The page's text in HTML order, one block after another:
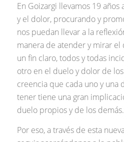
En Goizargi llevamos 19
y el dolor, procurando y
nos puedan llevar a la
manera de atender y mirar el
un fin claro, todos y todas
otro en el duelo y dolor de
creencia que cada uno y una
tener tiene una gran
duelo propios y de los demás.
Por eso, a través de esta